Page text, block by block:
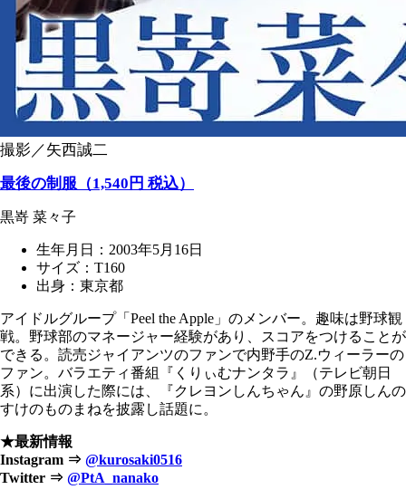
撮影／矢西誠二
最後の制服（1,540円 税込）
黒嵜 菜々子
生年月日：2003年5月16日
サイズ：T160
出身：東京都
アイドルグループ「Peel the Apple」のメンバー。趣味は野球観
戦。野球部のマネージャー経験があり、スコアをつけることが
できる。読売ジャイアンツのファンで内野手のZ.ウィーラーの
ファン。バラエティ番組『くりぃむナンタラ』（テレビ朝日
系）に出演した際には、『クレヨンしんちゃん』の野原しんの
すけのものまねを披露し話題に。
★最新情報
Instagram ⇒ @kurosaki0516
Twitter ⇒ @PtA_nanako